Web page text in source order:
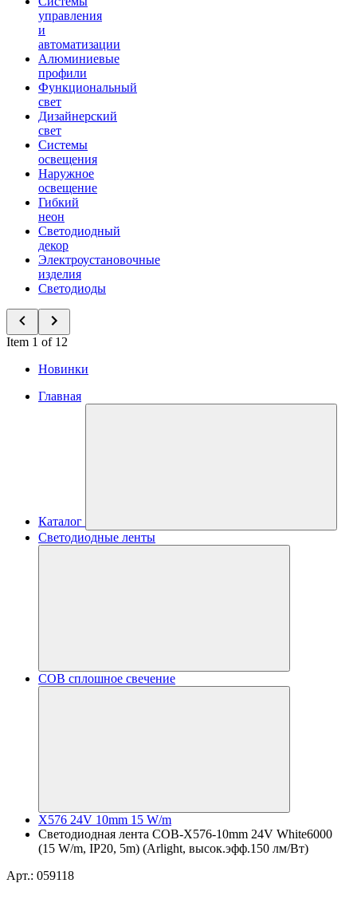
управления
и
автоматизации
Алюминиевые
профили
Функциональный
свет
Дизайнерский
свет
Системы
освещения
Наружное
освещение
Гибкий
неон
Светодиодный
декор
Электроустановочные
изделия
Светодиоды
Item 1 of 12
Новинки
Главная
Каталог
Светодиодные ленты
COB сплошное свечение
X576 24V 10mm 15 W/m
Светодиодная лента COB-X576-10mm 24V White6000
(15 W/m, IP20, 5m) (Arlight, высок.эфф.150 лм/Вт)
Арт.: 059118